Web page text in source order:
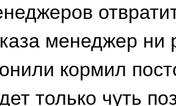
менеджер ни
кормил
только чуть